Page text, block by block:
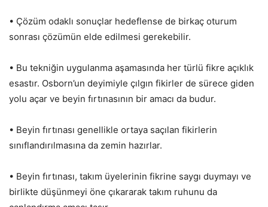
• Çözüm odaklı sonuçlar hedeflense de birkaç oturum
sonrası çözümün elde edilmesi gerekebilir.
• Bu tekniğin uygulanma aşamasında her türlü fikre açıklık
esastır. Osborn’un deyimiyle çılgın fikirler de sürece giden
yolu açar ve beyin fırtınasının bir amacı da budur.
• Beyin fırtınası genellikle ortaya saçılan fikirlerin
sınıflandırılmasına da zemin hazırlar.
• Beyin fırtınası, takım üyelerinin fikrine saygı duymayı ve
birlikte düşünmeyi öne çıkararak takım ruhunu da